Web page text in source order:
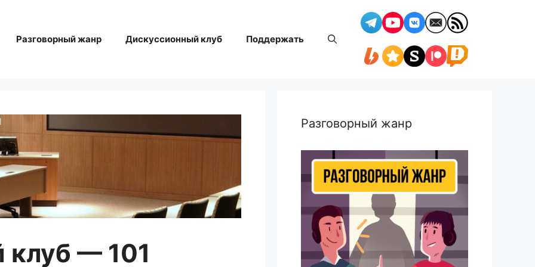
Разговорный жанр Дискуссионный клуб Поддержать
— 101
Разговорный жанр